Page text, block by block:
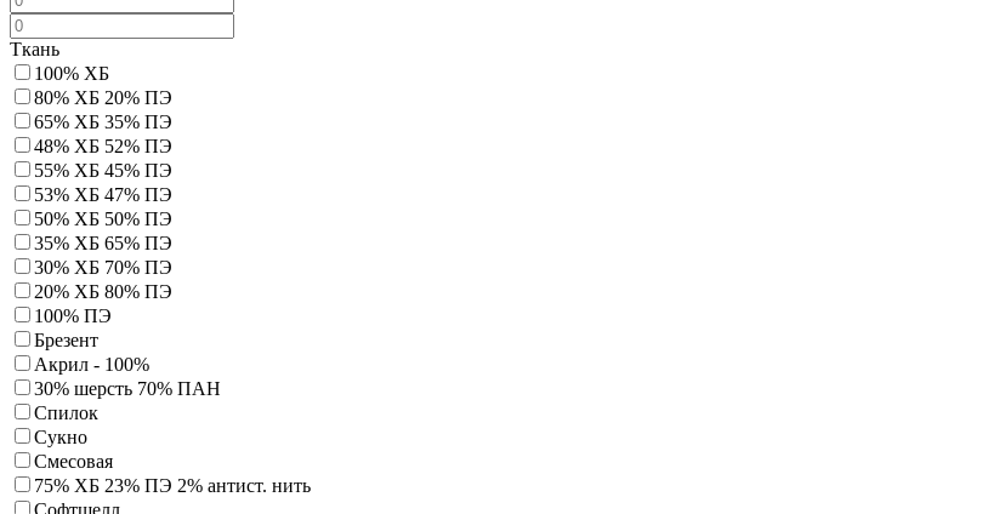
Ткань
100% ХБ
80% ХБ 20% ПЭ
65% ХБ 35% ПЭ
48% ХБ 52% ПЭ
55% ХБ 45% ПЭ
53% ХБ 47% ПЭ
50% ХБ 50% ПЭ
35% ХБ 65% ПЭ
30% ХБ 70% ПЭ
20% ХБ 80% ПЭ
100% ПЭ
Брезент
Акрил - 100%
30% шерсть 70% ПАН
Спилок
Сукно
Смесовая
75% ХБ 23% ПЭ 2% антист. нить
Софтшелл